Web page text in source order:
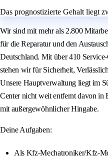
Das prognostizierte Gehalt liegt
Wir sind mit mehr als 2.800
für die Reparatur und den
Deutschland. Mit über 410
stehen wir für Sicherheit,
Unsere Hauptverwaltung liegt im
Center nicht weit entfernt davon in
mit außergewöhnlicher Hingabe.
Deine Aufgaben:
Als Kfz-Mechatroniker/Kfz-